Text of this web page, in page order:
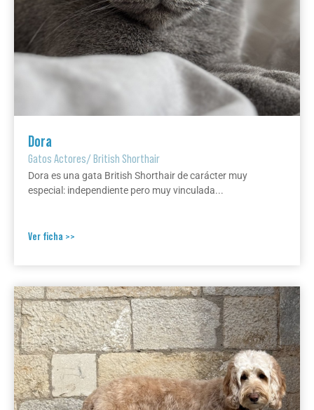
Dora
Gatos Actores/British Shorthair
Dora es una gata British Shorthair de carácter muy
especial: independiente pero muy vinculada...
Ver ficha >>